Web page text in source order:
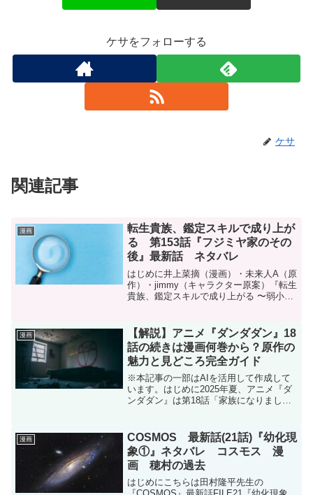
ケサをフォローする
ケサ
関連記事
漫画
転生貴族、鑑定スキルで成り上が
る 第153話『フジミヤ家のその
後』最新話 ネタバレ
はじめに井上菜摘（漫画）・未来人A（原
作）・jimmy（キャラクター原案）『転生
貴族、鑑定スキルで成り上がる 〜弱小領
153話のネタバレです。転生貴族、鑑定ス
キルで成り...
漫画
【解説】アニメ『ダンダダン』18
話の続きは漫画何巻から？原作の
魅力と見どころ完全ガイド
※本記事の一部はAIを活用して作成して
います。はじめに2025年夏、アニメ『ダ
ンダダン』は第18話「家族になりまし
きが気になる！」という声もSNSに溢れ
ています。しかし...
漫画
COSMOS 最新話(21話)『幼化現
象①』ネタバレ コスモス 漫
画 穂村の過去
はじめにこちらは田村隆平先生の